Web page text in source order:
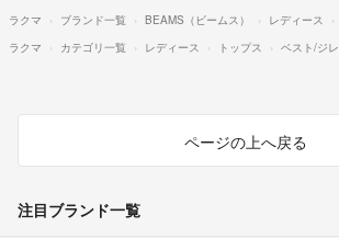
ラクマ ブランド一覧 BEAMS（ビームス） レディース
ラクマ
カテゴリ一覧 レディース トップス ベスト/ジレ
ページの上へ戻る
注目ブランド一覧